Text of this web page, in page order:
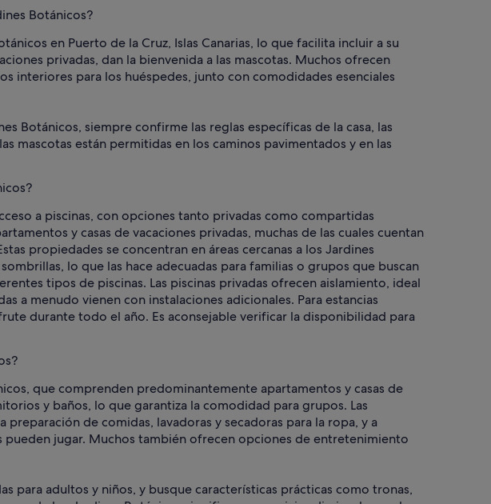
Botánicos?
en Puerto de la Cruz, Islas Canarias, lo que facilita incluir a su
privadas, dan la bienvenida a las mascotas. Muchos ofrecen
interiores para los huéspedes, junto con comodidades esenciales
Botánicos, siempre confirme las reglas específicas de la casa, las
mascotas están permitidas en los caminos pavimentados y en las
a piscinas, con opciones tanto privadas como compartidas
y casas de vacaciones privadas, muchas de las cuales cuentan
propiedades se concentran en áreas cercanas a los Jardines
lo que las hace adecuadas para familias o grupos que buscan
tipos de piscinas. Las piscinas privadas ofrecen aislamiento, ideal
a menudo vienen con instalaciones adicionales. Para estancias
durante todo el año. Es aconsejable verificar la disponibilidad para
que comprenden predominantemente apartamentos y casas de
y baños, lo que garantiza la comodidad para grupos. Las
de comidas, lavadoras y secadoras para la ropa, y a
jugar. Muchos también ofrecen opciones de entretenimiento
para adultos y niños, y busque características prácticas como tronas,